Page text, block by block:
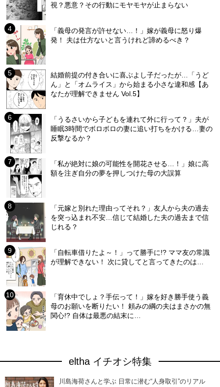
視？悪意？その行動にモヤモヤが止まらない
「義母の発言が許せない…！」嫁が義母に怒り爆
発！ 夫は仕方ないと言うけれど諦めるべき？
結婚前提の付き合いに喜ぶよし子だったが…「うど
ん」と「オムライス」から始まる小さな違和感【あ
なたが理解できません Vol.5】
「うるさいから子どもを連れて外に行って？」夫が
睡眠3時間でボロボロの妻に追い打ちをかける…妻の
反撃なるか？
「私が絶対に娘の可能性を開花させる…！」娘に高
額を注ぎ自分の夢を押しつけた母の大誤算
「元嫁と別れた理由ってそれ？」友人から夫の過去
を突っ込まれ不安…信じて結婚した夫の過去まで信
じれる？
「自転車借りたよ～！」って勝手に!? ママ友の常識
が理解できない！ 次に貸してと言ってきたのは…
「育休中でしょ？手伝って！」嫁を好き勝手使う義
母のお願いを断りたい！ 頼みの綱の夫はまさかの無
関心!? 自体は最悪の結末に…
eltha イチオシ特集
川島海荷さんと学ぶ 日常に潜む“人身取引”のリアル